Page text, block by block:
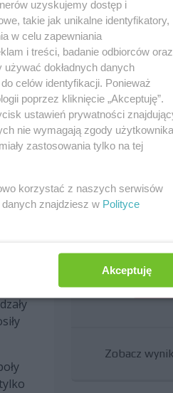
12-
trzej
Yas
Więcej
Czy
TAK
Zobacz
uzyskujemy dostęp i
takie jak unikalne identyfikatory,
w celu zapewniania
i treści, badanie odbiorców oraz
dokładnych danych
celów identyfikacji. Ponieważ
poprzez kliknięcie „Akceptuję”.
ustawień prywatności
nie wymagają zgody
zastosowania tylko na tej
korzystać z naszych serwisów
znajdziesz w Polityce
Akceptuję